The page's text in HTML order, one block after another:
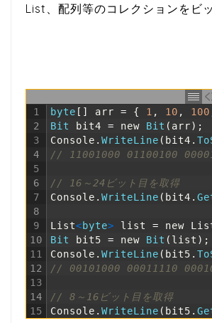
List、配列等のコレクションをビ
1
2
3
4
5
6
7
8
9
10
11
12
13
14
15
byte [ ] arr = { 1 , 10 , 100
Bit
bit4 = new Bit ( arr) ;
Console . WriteLine ( bit4 .
// 11001000 01100100
// 16～24ビット目を取得
Console . WriteLine ( bit4 .
List<byte> list = new
Bit
bit5 = new Bit ( list ) ;
Console . WriteLine ( bit5 .
// 00101000 00011110
// 8～16ビット目を取得
Console . WriteLine ( bit5 .